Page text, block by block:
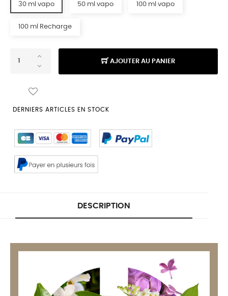
30 ml vapo 50 ml vapo 100 ml vapo
100 ml Recharge
AJOUTER AU PANIER
DERNIERS ARTICLES EN STOCK
DESCRIPTION